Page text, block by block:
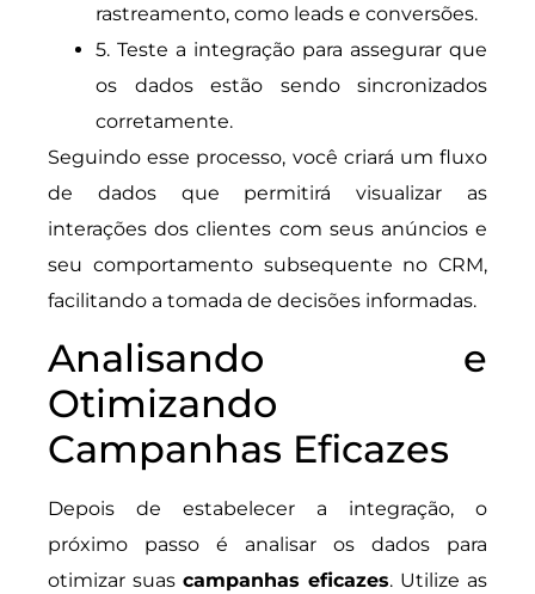
rastreamento, como leads e conversões.
5. Teste a integração para assegurar que
os dados estão sendo sincronizados
corretamente.
Seguindo esse processo, você criará um fluxo
de dados que permitirá visualizar as
interações dos clientes com seus anúncios e
seu comportamento subsequente no CRM,
facilitando a tomada de decisões informadas.
Analisando e
Otimizando
Campanhas Eficazes
Depois de estabelecer a integração, o
próximo passo é analisar os dados para
otimizar suas campanhas eficazes. Utilize as